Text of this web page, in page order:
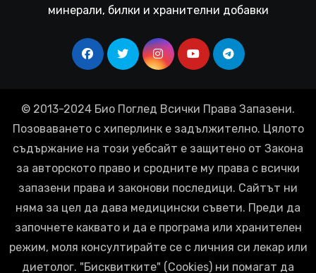
минерали, билки и хранителни добавки
© 2013-2024 Био Поглед Всички Права Запазени.
Позоваването с хиперлинк е задължително. Цялото
съдържание на този уебсайт е защитено от Закона
за авторското право и сродните му права с всички
запазени права и законови последици. Сайтът ни
няма за цел да дава медицински съвети. Преди да
започнете каквато и да е програма или хранителен
режим, моля консултирайте се с личния си лекар или
диетолог. "Бисквитките" (Cookies) ни помагат да